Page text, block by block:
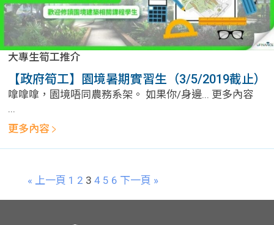
大專生筍工推介
【政府筍工】園境暑期實習生（3/5/2019截止）
嗱嗱嗱，園境唔同農務系架。 如果你/身邊... 更多內容
...
更多內容
« 上一頁 1 2 3 4 5 6 下一頁 »